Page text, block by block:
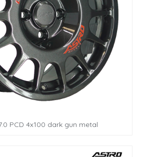
PCD 4x100 dark gun metal